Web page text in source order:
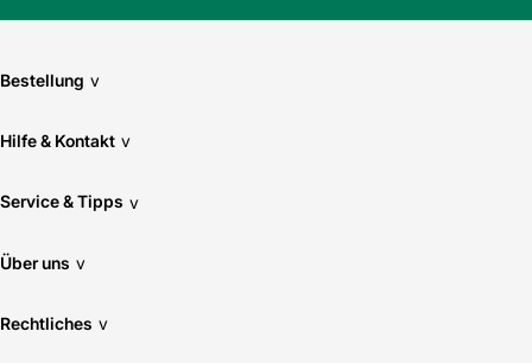
Bestellung v
Hilfe & Kontakt v
Service & Tipps v
Über uns v
Rechtliches v